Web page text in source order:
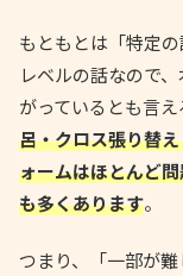
もともとは「特定
レベルの話なので
がっているとも言え
呂・クロス張り替
ォームはほとんど
も多くあります。
つまり、「一部が